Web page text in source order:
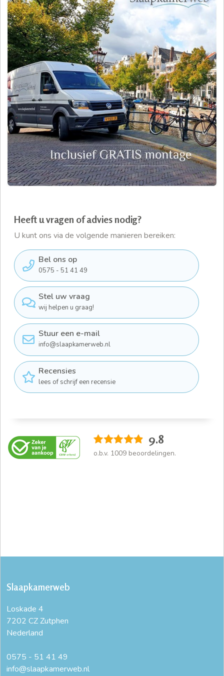
Heeft u vragen of advies nodig?
U kunt ons via de volgende manieren bereiken:
Bel ons op
0575 - 51 41 49
Stel uw vraag
wij helpen u graag!
Stuur een e-mail
info@slaapkamerweb.nl
Recensies
lees of schrijf een recensie
9.8
o.b.v. 1009 beoordelingen.
Slaapkamerweb
Loskade 4
7202 CZ Zutphen
Nederland
0575 - 51 41 49
info@slaapkamerweb.nl